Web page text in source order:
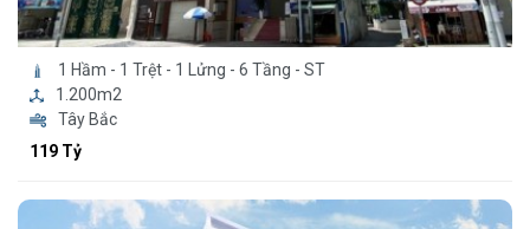
1 Hầm - 1 Trệt - 1 Lửng - 6 Tầng - ST
1.200m2
Tây Bắc
119 Tỷ